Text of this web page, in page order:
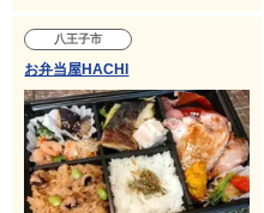
八王子市
お弁当屋HACHI